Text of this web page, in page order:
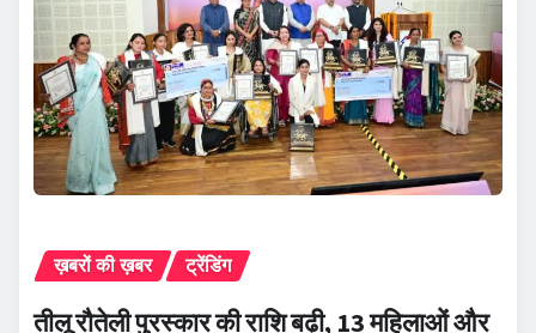
ख़बरों की ख़बर ट्रेंडिंग
तीलू रौतेली पुरस्कार की राशि बढ़ी, 13 महिलाओं और